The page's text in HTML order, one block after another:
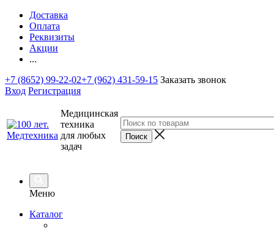
Доставка
Оплата
Реквизиты
Акции
...
+7 (8652) 99-22-02+7 (962) 431-59-15 Заказать звонок
Вход Регистрация
Медицинская
техника
для любых
задач
Меню
Каталог